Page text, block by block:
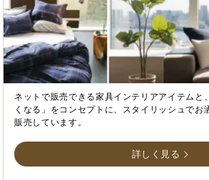
ネットで販売できる家具インテリアアイテムと
くなる」をコンセプトに、スタイリッシュでお
販売しています。
詳しく見る